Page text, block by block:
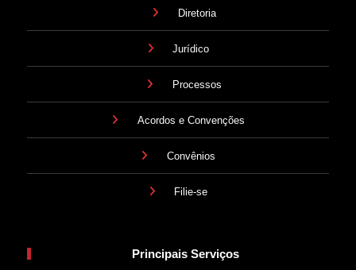
Diretoria
Jurídico
Processos
Acordos e Convenções
Convênios
Filie-se
Principais Serviços